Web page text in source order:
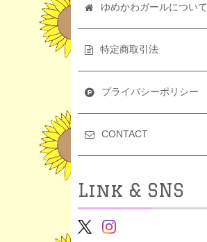
ゆめかわガールについて
特定商取引法
プライバシーポリシー
CONTACT
Link & SNS